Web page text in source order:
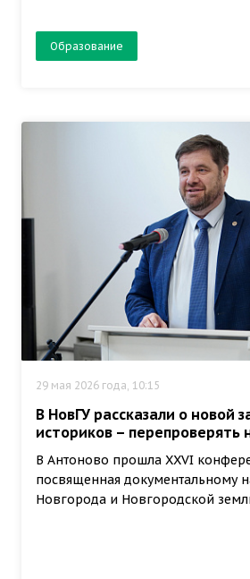
Образование
29 мая 2026 года, 10:15
В НовГУ рассказали о новой
историков – перепроверять
В Антоново прошла XXVI
посвященная документальному
Новгорода и Новгородской